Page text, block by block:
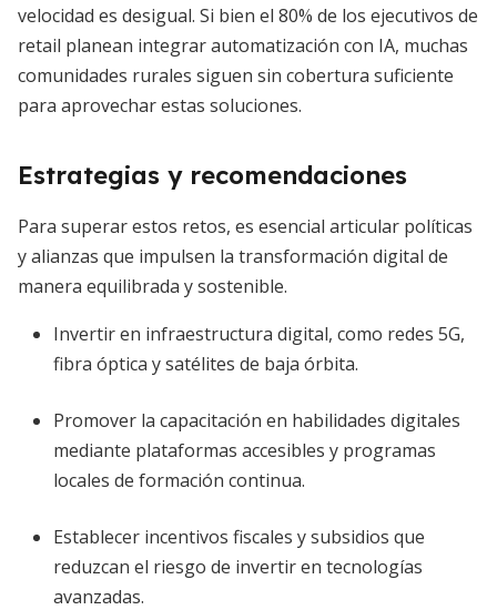
velocidad es desigual. Si bien el 80% de los ejecutivos de
retail planean integrar automatización con IA, muchas
comunidades rurales siguen sin cobertura suficiente
para aprovechar estas soluciones.
Estrategias y recomendaciones
Para superar estos retos, es esencial articular políticas
y alianzas que impulsen la transformación digital de
manera equilibrada y sostenible.
Invertir en infraestructura digital, como redes 5G,
fibra óptica y satélites de baja órbita.
Promover la capacitación en habilidades digitales
mediante plataformas accesibles y programas
locales de formación continua.
Establecer incentivos fiscales y subsidios que
reduzcan el riesgo de invertir en tecnologías
avanzadas.